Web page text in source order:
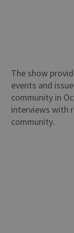
The show
events and
community in
interviews with
community.